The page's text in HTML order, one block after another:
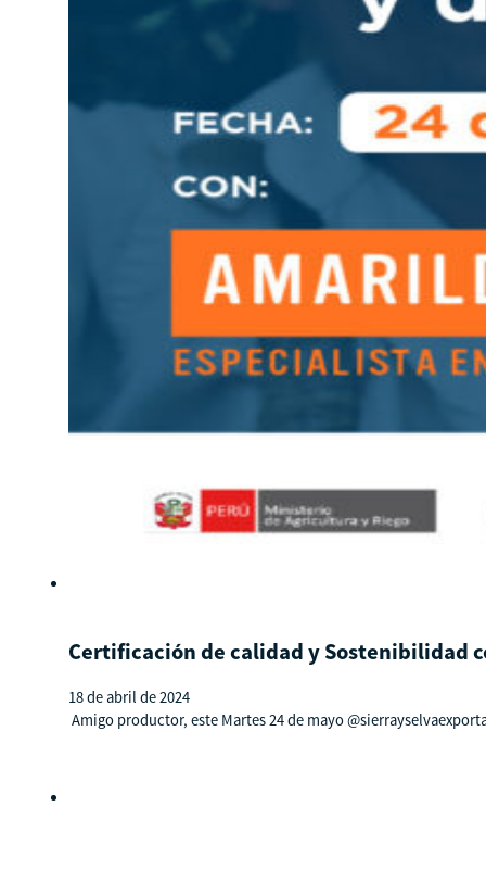
Certificación de calidad y Sostenibilidad
18 de abril de 2024
Amigo productor, este Martes 24 de mayo